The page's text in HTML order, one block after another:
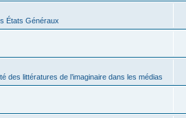
États Généraux
des littératures de l’imaginaire dans les médias